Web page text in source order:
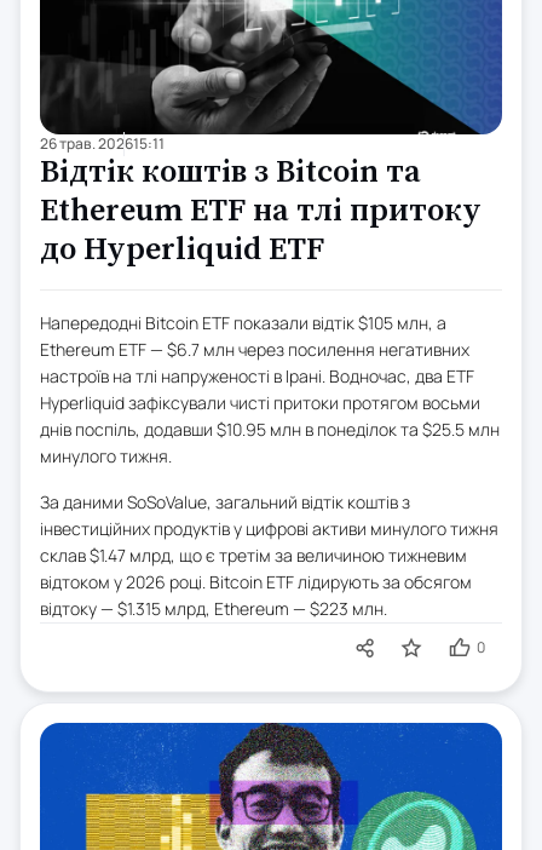
26 трав. 202615:11
Відтік коштів з Bitcoin та
Ethereum ETF на тлі притоку
до Hyperliquid ETF
Напередодні Bitcoin ETF показали відтік $105 млн, а
Ethereum ETF — $6.7 млн через посилення негативних
настроїв на тлі напруженості в Ірані. Водночас, два ETF
Hyperliquid зафіксували чисті притоки протягом восьми
днів поспіль, додавши $10.95 млн в понеділок та $25.5 млн
минулого тижня.
За даними SoSoValue, загальний відтік коштів з
інвестиційних продуктів у цифрові активи минулого тижня
склав $1.47 млрд, що є третім за величиною тижневим
відтоком у 2026 році. Bitcoin ETF лідирують за обсягом
відтоку — $1.315 млрд, Ethereum — $223 млн.
0